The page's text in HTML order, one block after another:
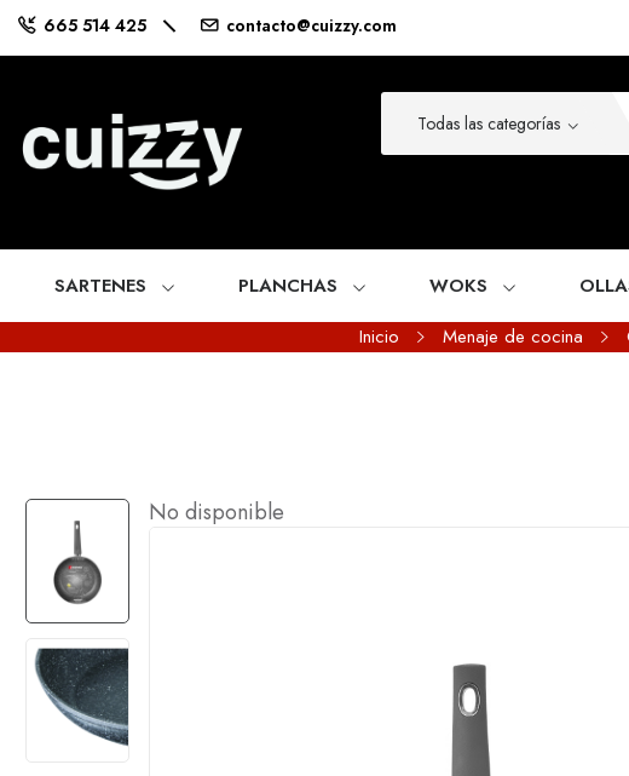
665 514 425 contacto@cuizzy.com
SARTENES PLANCHAS WOKS
Inicio Menaje de cocina
No disponible